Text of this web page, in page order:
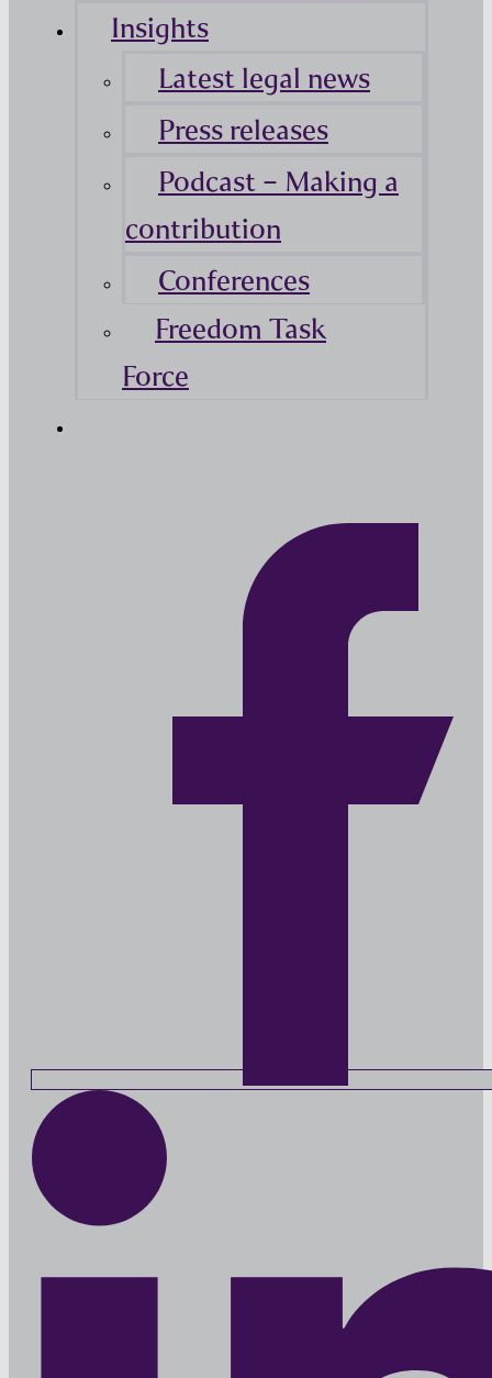
Insights
Latest legal news
Press releases
Podcast – Making a
contribution
Conferences
Freedom Task
Force